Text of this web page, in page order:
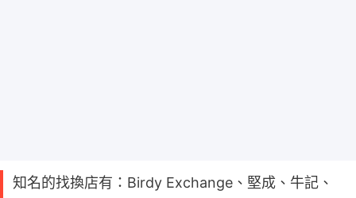
知名的找換店有：Birdy Exchange、堅成、牛記、